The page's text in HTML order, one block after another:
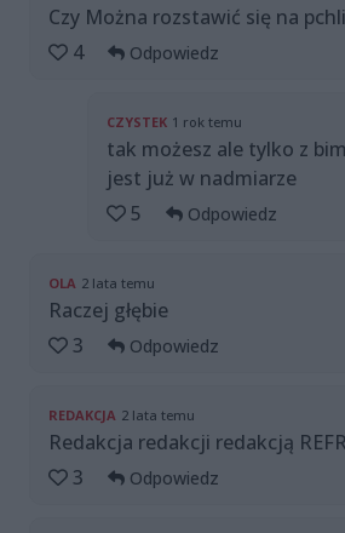
Czy Można rozstawić się na
4
Odpowiedz
CZYSTEK 1 rok temu
tak możesz ale tylko z
jest już w nadmiarze
5
Odpowiedz
OLA 2 lata temu
Raczej głębie
3
Odpowiedz
REDAKCJA 2 lata temu
Redakcja redakcji redakcją
3
Odpowiedz